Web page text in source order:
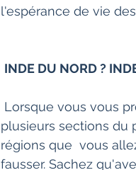
l'espérance de vie
INDE DU NORD ?
plusieurs sections du
régions que  vous
fausser. Sachez